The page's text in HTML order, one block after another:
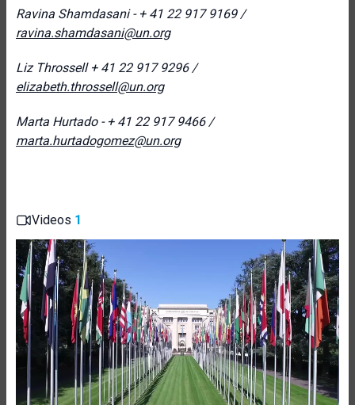
Ravina Shamdasani - + 41 22 917 9169 /
ravina.shamdasani@un.org
Liz Throssell + 41 22 917 9296 /
elizabeth.throssell@un.org
Marta Hurtado - + 41 22 917 9466 /
marta.hurtadogomez@un.org
Videos 1